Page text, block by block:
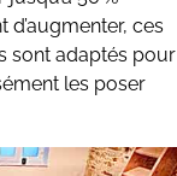
d’augmenter, ces
sont adaptés pour
les poser